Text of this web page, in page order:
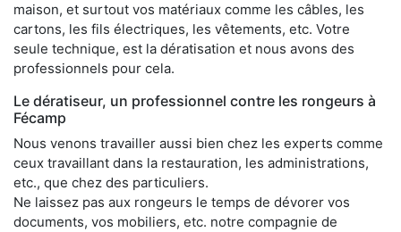
maison, et surtout vos matériaux comme les câbles, les
cartons, les fils électriques, les vêtements, etc. Votre
seule technique, est la dératisation et nous avons des
professionnels pour cela.
Le dératiseur, un professionnel contre les rongeurs à
Fécamp
Nous venons travailler aussi bien chez les experts comme
ceux travaillant dans la restauration, les administrations,
etc., que chez des particuliers.
Ne laissez pas aux rongeurs le temps de dévorer vos
documents, vos mobiliers, etc. notre compagnie de